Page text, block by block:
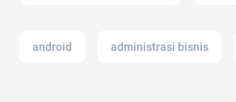
android administrasi bisnis